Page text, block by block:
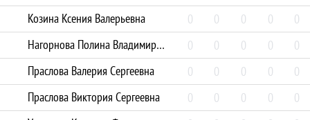
Козина Ксения Валерьевна
0 0 0 0
0
Нагорнова Полина Владимировна
0 0 0 0
0
Праслова Валерия Сергеевна
0 0 0 0
0
Праслова Виктория Сергеевна
0 0 0 0
0